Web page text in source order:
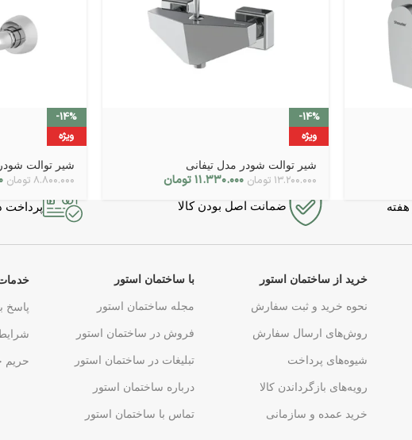
-14%
ویژه
شیر توالت شودر مدل تیفانی
۱۳.۲۰۰.۰۰۰ تومان ۱۱.۳۳۰.۰۰۰تومان
-14%
ویژه
شیر توالت
۸.۸۰۰.۰۰۰ تومان
ضمانت اصل بودن کالا پرداخت
خرید از ساختمان استور
نحوه خرید و ثبت سفارش
روش‌های ارسال سفارش
شیوه‌های پرداخت
رویه‌های بازگرداندن کالا
خرید عمده و سازمانی
با ساختمان استور
مجله ساختمان استور
فروش در ساختمان استور
تبلیغات در ساختمان استور
درباره ساختمان استور
تماس با ساختمان استور
پاسخ
حریم